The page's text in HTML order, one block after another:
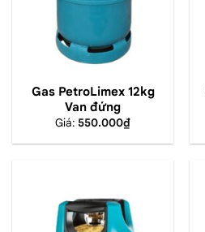
Gas PetroLimex 12kg
Van đứng
Giá: 550.000₫